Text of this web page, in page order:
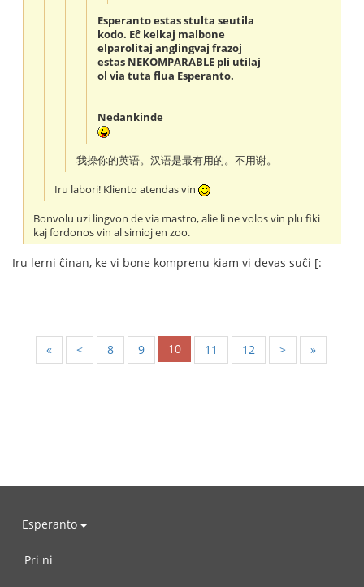
Esperanto estas stulta seutila
kodo. Eĉ kelkaj malbone
elparolitaj anglingvaj frazoj
estas NEKOMPARABLE pli utilaj
ol via tuta flua Esperanto.
Nedankinde
我操你的英语。汉语是最有用的。不用谢。
Iru labori! Kliento atendas vin
Bonvolu uzi lingvon de via mastro, alie li ne volos vin plu fiki
kaj fordonos vin al simioj en zoo.
Iru lerni ĉinan, ke vi bone komprenu kiam vi devas suĉi [:
« < 8 9 10 11 12 > »
Esperanto
Pri ni